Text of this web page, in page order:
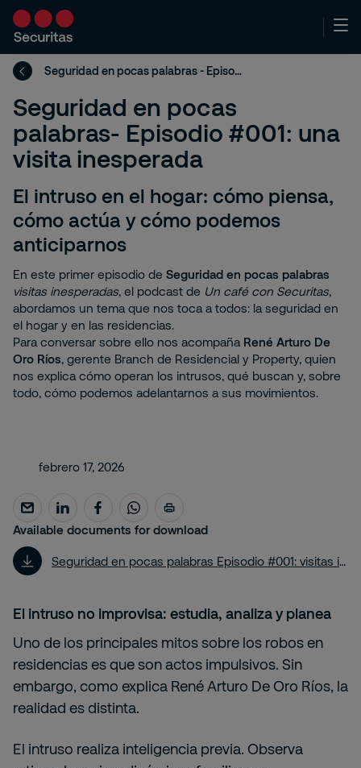
Seguridad en pocas palabras - Episodio #001: una visita inesperada
Seguridad en pocas
palabras- Episodio #001: una
visita inesperada
El intruso en el hogar: cómo piensa,
cómo actúa y cómo podemos
anticiparnos
En este primer episodio de Seguridad en pocas palabras
visitas inesperadas, el podcast de Un café con Securitas,
abordamos un tema que nos toca a todos: la seguridad en
el hogar y en las residencias.
Para conversar sobre ello nos acompaña René Arturo De
Oro Ríos, gerente Branch de Residencial y Property, quien
nos explica cómo operan los intrusos, qué buscan y, sobre
todo, cómo podemos adelantarnos a sus movimientos.
El intruso no improvisa: estudia, analiza y planea
Uno de los principales mitos sobre los robos en
residencias es que son actos impulsivos. Sin
embargo, como explica René Arturo De Oro Ríos, la
realidad es distinta.
El intruso realiza inteligencia previa. Observa
febrero 17, 2026
Available documents for download
Seguridad en pocas palabras Episodio #001: visitas inesperadas